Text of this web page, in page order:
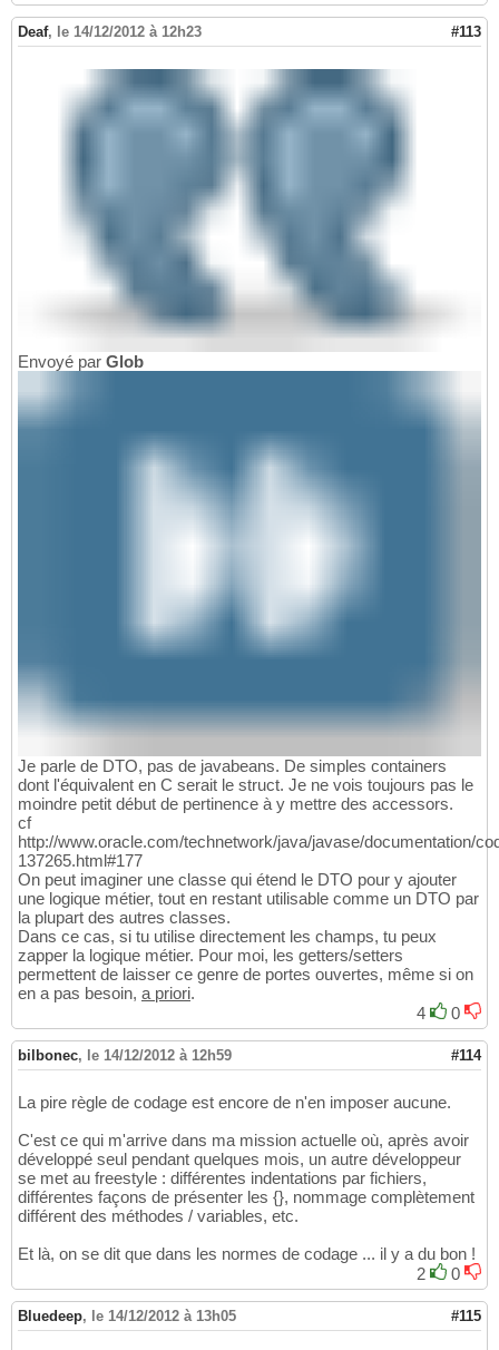
Deaf, le 14/12/2012 à 12h23 #113
Envoyé par Glob
Je parle de DTO, pas de javabeans. De simples containers
dont l'équivalent en C serait le struct. Je ne vois toujours pas le
moindre petit début de pertinence à y mettre des accessors.
cf
http://www.oracle.com/technetwork/java/javase/documentation/
137265.html#177
On peut imaginer une classe qui étend le DTO pour y ajouter
une logique métier, tout en restant utilisable comme un DTO par
la plupart des autres classes.
Dans ce cas, si tu utilise directement les champs, tu peux
zapper la logique métier. Pour moi, les getters/setters
permettent de laisser ce genre de portes ouvertes, même si on
en a pas besoin, a priori.
4
0
bilbonec, le 14/12/2012 à 12h59 #114
La pire règle de codage est encore de n'en imposer aucune.
C'est ce qui m'arrive dans ma mission actuelle où, après avoir
développé seul pendant quelques mois, un autre développeur
se met au freestyle : différentes indentations par fichiers,
différentes façons de présenter les {}, nommage complètement
différent des méthodes / variables, etc.
Et là, on se dit que dans les normes de codage ... il y a du bon !
2
0
Bluedeep, le 14/12/2012 à 13h05 #115